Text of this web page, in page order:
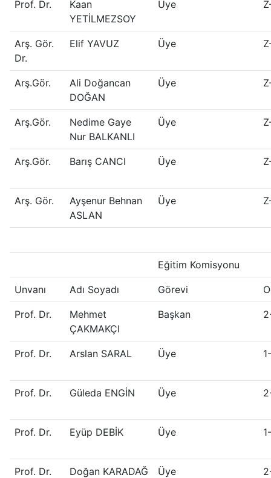
Prof. Dr.
Kaan
YETİLMEZSOY
Üye
Arş. Gör.
Dr.
Elif YAVUZ Üye
Arş.Gör.
Ali Doğancan
DOĞAN
Üye
Arş.Gör.
Nedime Gaye
Nur BALKANLI
Üye
Arş.Gör. Barış CANCI Üye
Arş. Gör.
Ayşenur Behnan
ASLAN
Üye
Eğitim Komisyonu
Unvanı Adı Soyadı Görevi
Prof. Dr.
Mehmet
ÇAKMAKÇI
Başkan
Prof. Dr. Arslan SARAL Üye
Prof. Dr. Güleda ENGİN Üye
Prof. Dr. Eyüp DEBİK Üye
Prof. Dr. Doğan KARADAĞ Üye